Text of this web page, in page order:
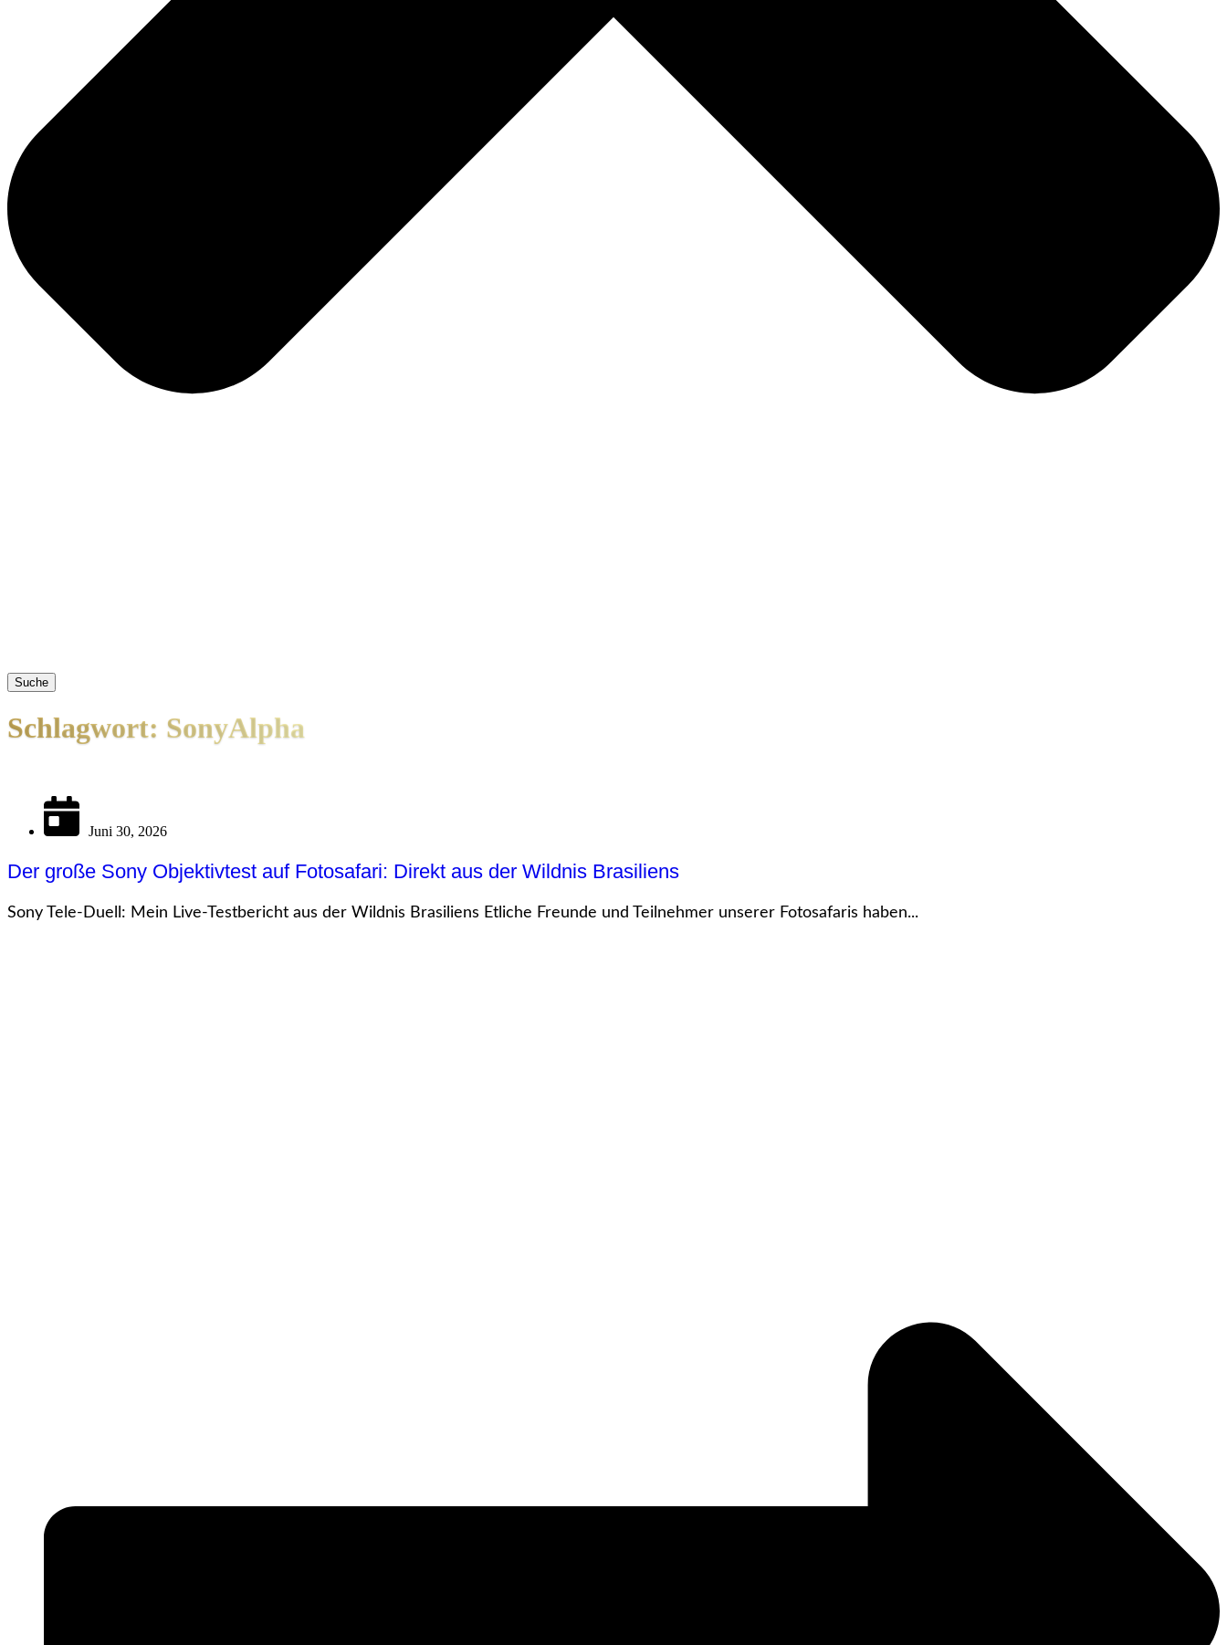
Suche
Schlagwort: SonyAlpha
Juni 30, 2026
Der große Sony Objektivtest auf Fotosafari: Direkt aus der Wildnis Brasiliens
Sony Tele-Duell: Mein Live-Testbericht aus der Wildnis Brasiliens Etliche Freunde und Teilnehmer unserer Fotosafaris haben...